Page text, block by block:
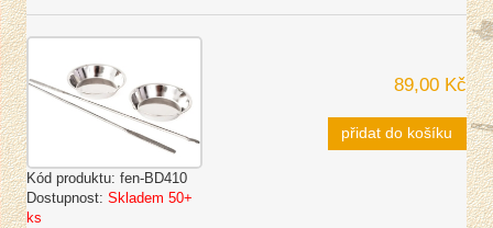
Kód produktu: fen-BD410
Dostupnost: Skladem 50+
ks
89,00 Kč
přidat do košíku